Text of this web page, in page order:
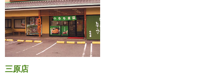
三原店